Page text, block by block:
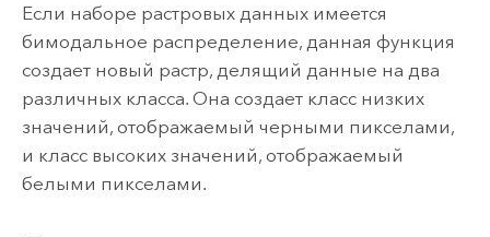
Если наборе растровых данных имеется
бимодальное распределение, данная функция
создает новый растр, делящий данные на два
различных класса. Она создает класс низких
значений, отображаемый черными пикселами,
и класс высоких значений, отображаемый
белыми пикселами.